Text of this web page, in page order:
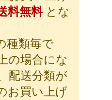
料無料とな
種類毎で
の場合にな
配送分類が
お買い上げ